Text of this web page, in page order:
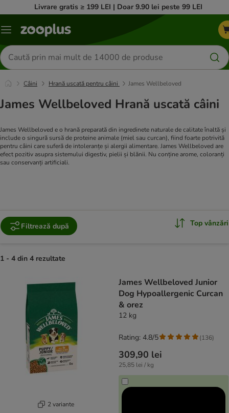
Livrare gratis ≥ 199 LEI | Doar 9.90 lei peste 99 LEI
Categorii
Căutare
produse
Câini Hrană uscată pentru câini James Wellbeloved
James Wellbeloved Hrană uscată câini
James Wellbeloved e o hrană preparată din ingredinete naturale de calitate înaltă și
include o singură sursă de proteine animale (miel sau curcan), fiind foarte potrivită
pentru câini care suferă de intoleranțe și alergii alimentare. James Wellbeloved are
efect pozitiv asupra sistemului digestiv, pielii și blănii. Nu conține arome, coloranți
sau conservanți artificiali.
Filtrează după Top vânzări
1 - 4 din 4 rezultate
2 variante
James Wellbeloved Junior
Dog Hypoallergenic Curcan
& orez
12 kg
309,90 lei
25,85 lei / kg
Rating: 4.8/5 (136)